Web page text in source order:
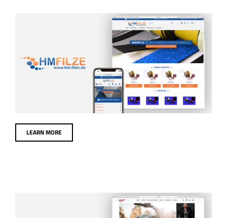
HM Filze
eCommerce Webdesign
LEARN MORE